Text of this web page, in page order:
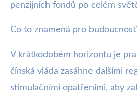
penzijních fondů po celém
Co to znamená pro
V krátkodobém horizontu je
čínská vláda zasáhne dalšími
stimulačními opatřeními, aby